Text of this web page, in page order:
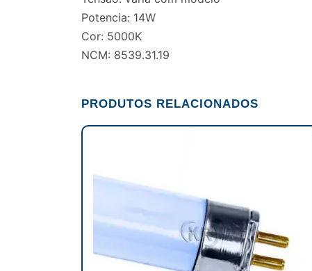
Potencia: 14W
Cor: 5000K
NCM: 8539.31.19
PRODUTOS RELACIONADOS